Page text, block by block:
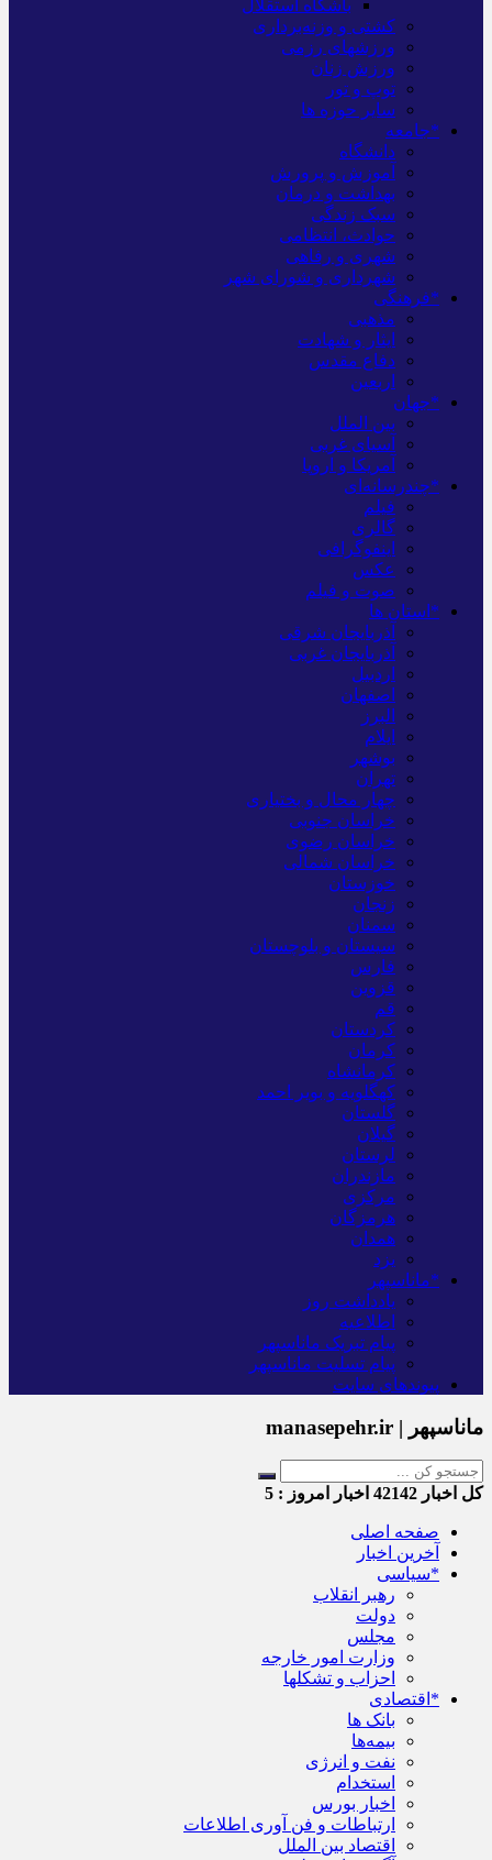
باشگاه استقلال
کشتی و وزنه‌برداری
ورزشهای رزمی
ورزش زنان
توپ و تور
سایر حوزه ها
*جامعه
دانشگاه
آموزش و پرورش
بهداشت و درمان
سبک زندگی
حوادث، انتظامی
شهری و رفاهی
شهرداری و شورای شهر
*فرهنگی
مذهبی
ایثار و شهادت
دفاع مقدس
اربعین
*جهان
بین الملل
آسیای غربی
آمریکا و اروپا
*چندرسانه‌ای
فیلم
گالری
اینفوگرافی
عکس
صوت و فیلم
*استان ها
آذربایجان شرقی
آذربایجان غربی
اردبیل
اصفهان
البرز
ایلام
بوشهر
تهران
چهار محال و بختیاری
خراسان جنوبی
خراسان رضوی
خراسان شمالی
خوزستان
زنجان
سمنان
سیستان و بلوچستان
فارس
قزوین
قم
کردستان
کرمان
کرمانشاه
کهگلویه و بویر احمد
گلستان
گیلان
لرستان
مازندران
مرکزی
هرمزگان
همدان
یزد
*ماناسپهر
یادداشت روز
اطلاعیه
پیام تبریک ماناسپهر
پیام تسلیت ماناسپهر
پیوندهای سایت
ماناسپهر | manasepehr.ir
کل اخبار اخبار امروز : 5
صفحه اصلی
آخرین اخبار
*سیاسی
رهبر انقلاب
دولت
مجلس
وزارت امور خارجه
احزاب و تشکلها
*اقتصادی
بانک ها
بیمه‌ها
نفت و انرژی
استخدام
اخبار بورس
ارتباطات و فن آوری اطلاعات
اقتصاد بین الملل